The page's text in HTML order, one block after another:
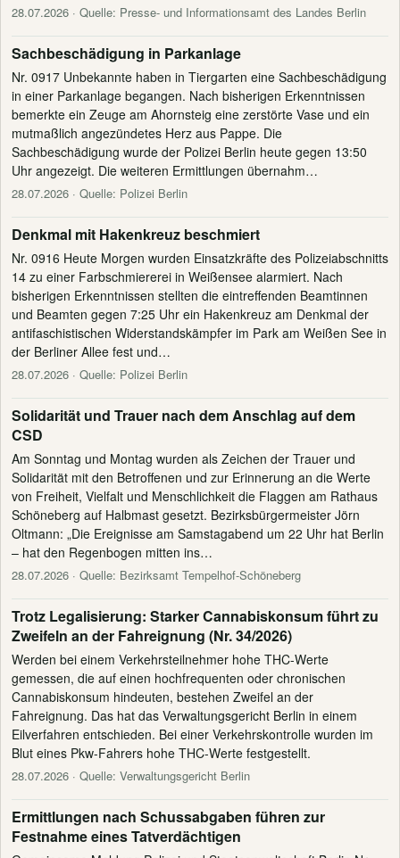
28.07.2026 · Quelle: Presse- und Informationsamt des Landes Berlin
Sachbeschädigung in Parkanlage
Nr. 0917 Unbekannte haben in Tiergarten eine Sachbeschädigung
in einer Parkanlage begangen. Nach bisherigen Erkenntnissen
bemerkte ein Zeuge am Ahornsteig eine zerstörte Vase und ein
mutmaßlich angezündetes Herz aus Pappe. Die
Sachbeschädigung wurde der Polizei Berlin heute gegen 13:50
Uhr angezeigt. Die weiteren Ermittlungen übernahm…
28.07.2026 · Quelle: Polizei Berlin
Denkmal mit Hakenkreuz beschmiert
Nr. 0916 Heute Morgen wurden Einsatzkräfte des Polizeiabschnitts
14 zu einer Farbschmiererei in Weißensee alarmiert. Nach
bisherigen Erkenntnissen stellten die eintreffenden Beamtinnen
und Beamten gegen 7:25 Uhr ein Hakenkreuz am Denkmal der
antifaschistischen Widerstandskämpfer im Park am Weißen See in
der Berliner Allee fest und…
28.07.2026 · Quelle: Polizei Berlin
Solidarität und Trauer nach dem Anschlag auf dem
CSD
Am Sonntag und Montag wurden als Zeichen der Trauer und
Solidarität mit den Betroffenen und zur Erinnerung an die Werte
von Freiheit, Vielfalt und Menschlichkeit die Flaggen am Rathaus
Schöneberg auf Halbmast gesetzt. Bezirksbürgermeister Jörn
Oltmann: „Die Ereignisse am Samstagabend um 22 Uhr hat Berlin
– hat den Regenbogen mitten ins…
28.07.2026 · Quelle: Bezirksamt Tempelhof-Schöneberg
Trotz Legalisierung: Starker Cannabiskonsum führt zu
Zweifeln an der Fahreignung (Nr. 34/2026)
Werden bei einem Verkehrsteilnehmer hohe THC-Werte
gemessen, die auf einen hochfrequenten oder chronischen
Cannabiskonsum hindeuten, bestehen Zweifel an der
Fahreignung. Das hat das Verwaltungsgericht Berlin in einem
Eilverfahren entschieden. Bei einer Verkehrskontrolle wurden im
Blut eines Pkw-Fahrers hohe THC-Werte festgestellt.
28.07.2026 · Quelle: Verwaltungsgericht Berlin
Ermittlungen nach Schussabgaben führen zur
Festnahme eines Tatverdächtigen